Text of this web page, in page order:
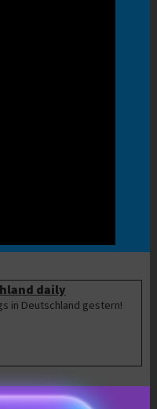
daily
in Deutschland gestern!